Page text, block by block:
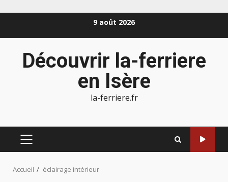
9 août 2026
Découvrir la-ferriere
en Isère
la-ferriere.fr
MENU
Accueil éclairage intérieur